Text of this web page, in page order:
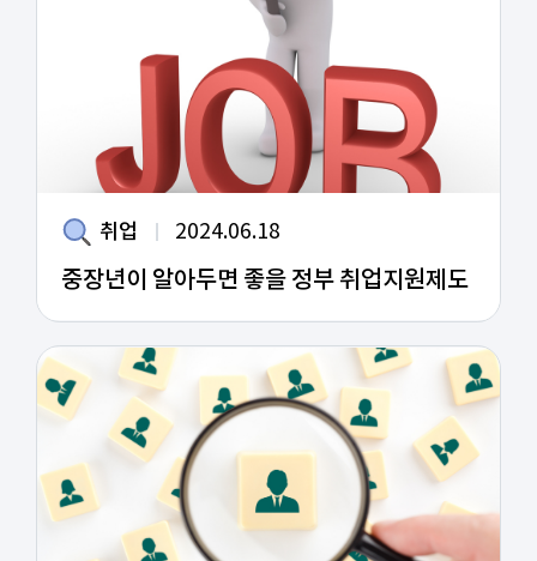
취업 2024.06.18
중장년이 알아두면 좋을 정부 취업지원제도